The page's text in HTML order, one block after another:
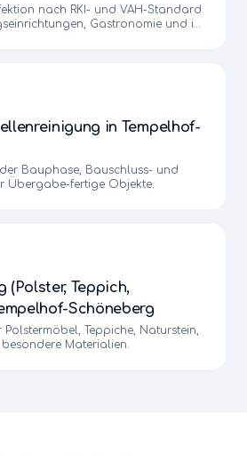
nach RKI- und VAH-Standard
Gastronomie und im
in Tempelhof-
Bauphase, Bauschluss- und
Übergabe-fertige Objekte.
(Polster, Teppich,
Schöneberg
Teppiche, Naturstein,
Materialien.